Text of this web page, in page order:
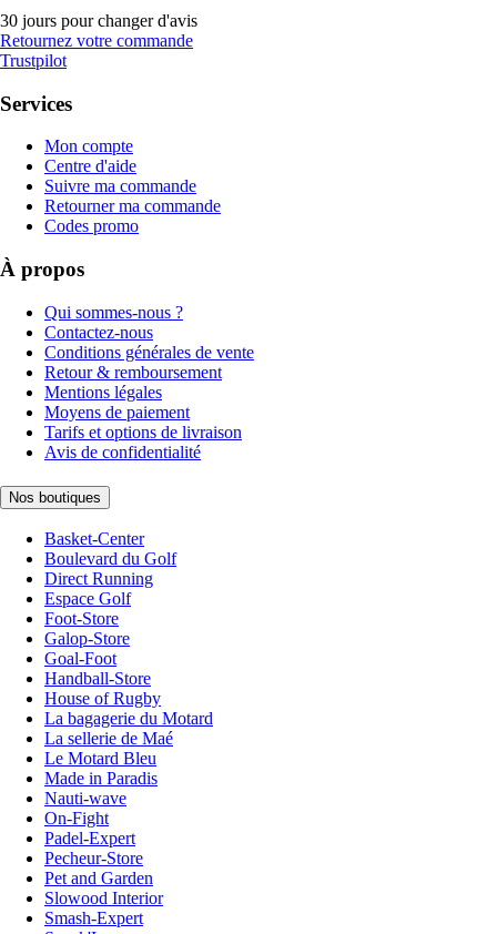
30 jours pour changer d'avis
Retournez votre commande
Trustpilot
Services
Mon compte
Centre d'aide
Suivre ma commande
Retourner ma commande
Codes promo
À propos
Qui sommes-nous ?
Contactez-nous
Conditions générales de vente
Retour & remboursement
Mentions légales
Moyens de paiement
Tarifs et options de livraison
Avis de confidentialité
Nos boutiques
Basket-Center
Boulevard du Golf
Direct Running
Espace Golf
Foot-Store
Galop-Store
Goal-Foot
Handball-Store
House of Rugby
La bagagerie du Motard
La sellerie de Maé
Le Motard Bleu
Made in Paradis
Nauti-wave
On-Fight
Padel-Expert
Pecheur-Store
Pet and Garden
Slowood Interior
Smash-Expert